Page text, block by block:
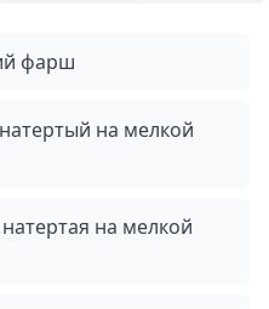
фарш
на мелкой
на мелкой